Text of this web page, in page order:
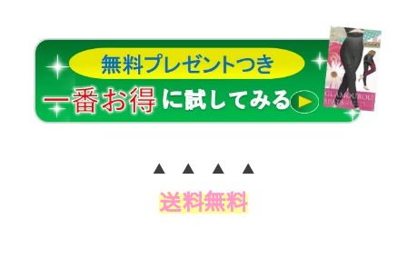
▲ ▲ ▲ ▲
送料無料